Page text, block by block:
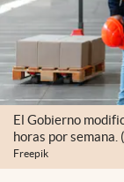
El Gobierno
horas por semana.
Freepik